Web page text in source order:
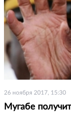
26 ноября 2017, 15:30
Мугабе